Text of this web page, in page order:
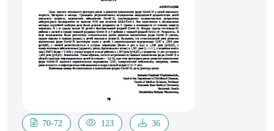
70-72 123 36